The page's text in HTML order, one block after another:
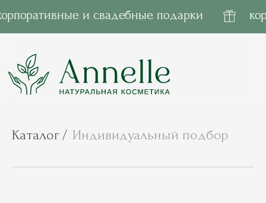
и свадебные подарки корпоративные и
Каталог/ Индивидуальный подбор
подходящее именно вам, пожалуйста,